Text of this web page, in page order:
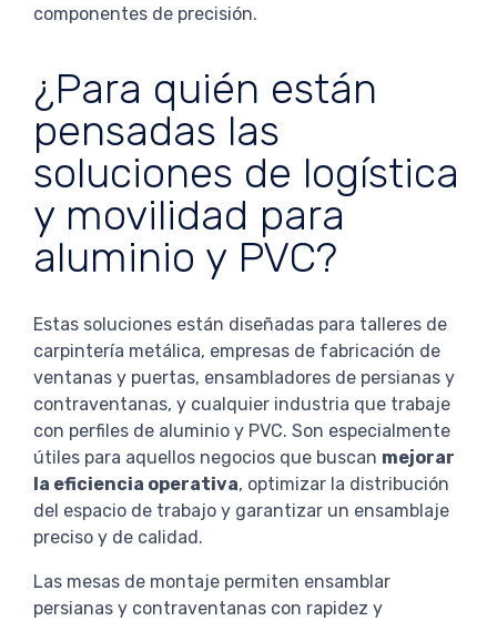
componentes de precisión.
¿Para quién están
pensadas las
soluciones de logística
y movilidad para
aluminio y PVC?
Estas soluciones están diseñadas para talleres de
carpintería metálica, empresas de fabricación de
ventanas y puertas, ensambladores de persianas y
contraventanas, y cualquier industria que trabaje
con perfiles de aluminio y PVC. Son especialmente
útiles para aquellos negocios que buscan mejorar
la eficiencia operativa, optimizar la distribución
del espacio de trabajo y garantizar un ensamblaje
preciso y de calidad.
Las mesas de montaje permiten ensamblar
persianas y contraventanas con rapidez y